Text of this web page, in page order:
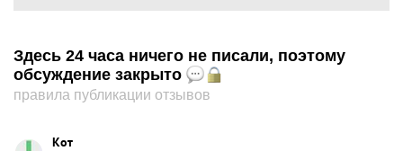
Здесь 24 часа ничего не писали, поэтому
обсуждение закрыто
правила публикации отзывов
Кот